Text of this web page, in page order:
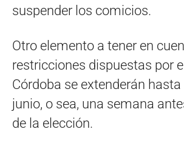
suspender los comicios.
Otro elemento a tener en
restricciones dispuestas por
Córdoba se extenderán hasta
junio, o sea, una semana
de la elección.